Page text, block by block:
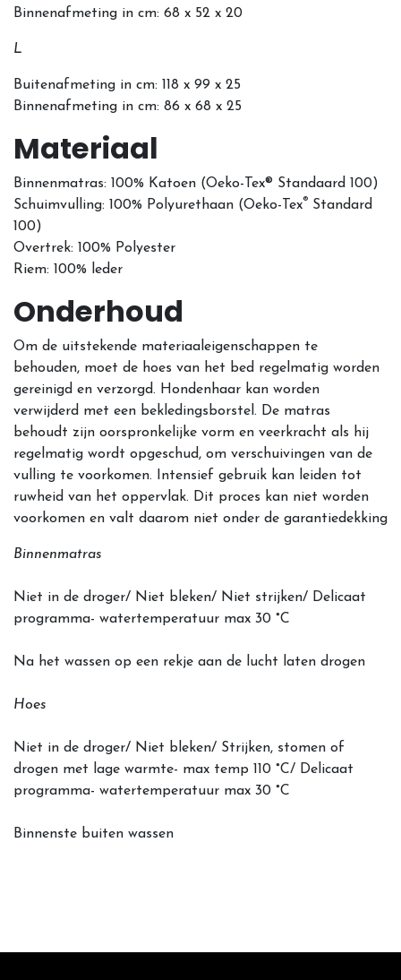
Binnenafmeting in cm: 68 x 52 x 20
L
Buitenafmeting in cm: 118 x 99 x 25
Binnenafmeting in cm: 86 x 68 x 25
Materiaal
Binnenmatras: 100% Katoen (Oeko-Tex® Standaard 100)
Schuimvulling: 100% Polyurethaan (Oeko-Tex® Standard
100)
Overtrek: 100% Polyester
Riem: 100% leder
Onderhoud
Om de uitstekende materiaaleigenschappen te
behouden, moet de hoes van het bed regelmatig worden
gereinigd en verzorgd. Hondenhaar kan worden
verwijderd met een bekledingsborstel. De matras
behoudt zijn oorspronkelijke vorm en veerkracht als hij
regelmatig wordt opgeschud, om verschuivingen van de
vulling te voorkomen. Intensief gebruik kan leiden tot
ruwheid van het oppervlak. Dit proces kan niet worden
voorkomen en valt daarom niet onder de garantiedekking
Binnenmatras
Niet in de droger/ Niet bleken/ Niet strijken/ Delicaat
programma- watertemperatuur max 30 °C
Na het wassen op een rekje aan de lucht laten drogen
Hoes
Niet in de droger/ Niet bleken/ Strijken, stomen of
drogen met lage warmte- max temp 110 °C/ Delicaat
programma- watertemperatuur max 30 °C
Binnenste buiten wassen